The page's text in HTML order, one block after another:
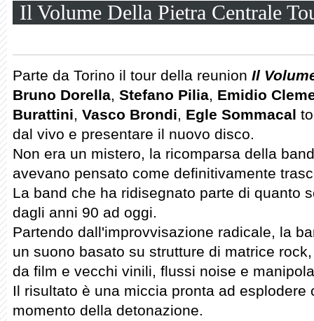
Il Volume Della Pietra Centrale
Parte da Torino il tour della reunion Il
Bruno Dorella, Stefano Pilia, Emidio
Burattini, Vasco Brondi, Egle Sommacal
dal vivo e presentare il nuovo disco.
Non era un mistero, la ricomparsa della
avevano pensato come definitivamente
La band che ha ridisegnato parte di quanto
dagli anni 90 ad oggi.
Partendo dall'improvvisazione radicale, la
un suono basato su strutture di matrice
da film e vecchi vinili, flussi noise e
Il risultato è una miccia pronta ad esplodere
momento della detonazione.